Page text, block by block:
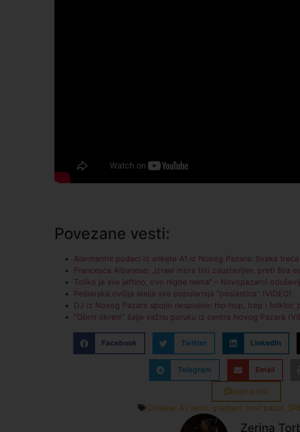
Povezane vesti:
Alarmantni podaci iz ankete A1 iz Novog Pazara: Svaka
Francesca Albanese: „Izrael mora biti zaustavljen, preti šira
Toliko je sve jeftino, ovo nigde nema“ – Novopazarci
Pešterska ovčija stelja sve popularnija "poslastica" (VIDEO)
DJ iz Novog Pazara spojio nespojivo: hip-hop, trep i folklor,
“Obrni okreni” šalje važnu poruku iz centra Novog Pazara
Facebook Twitter LinkedIn
Telegram Email
Kopiraj link
Oznake: A1 vesti, gradjani, novi pazar,
Zerina